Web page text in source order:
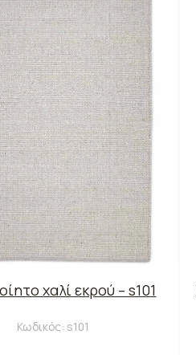
χαλί εκρού – s101
Κωδικός: s101